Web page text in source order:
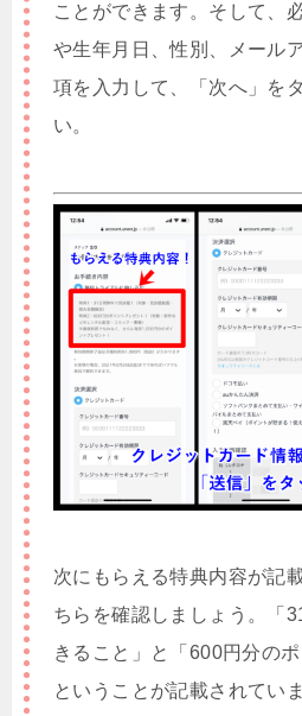
ことができます。そして、
や生年月日、性別、メール
項を入力して、「次へ」を
い。
次にもらえる特典内容が記
ちらを確認しましょう。「
きること」と「600円分の
ということが記載されてい